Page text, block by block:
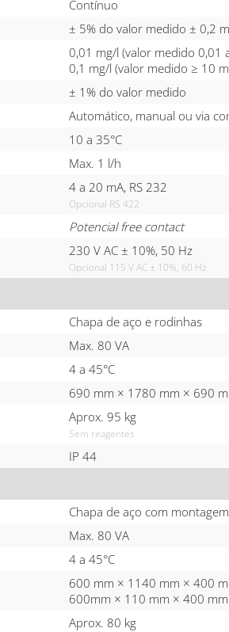
Contínuo
± 5% do valor medido ± 0,2
0,01 mg/l (valor medido 0,01
0,1 mg/l (valor medido ≥ 10
± 1% do valor medido
Automático, manual ou via
10 a 35°C
Max. 1 l/h
4 a 20 mA, RS 232
Opcional RS 422
Potencial free contact
230 V AC ± 10%, 50 Hz
Opcional 115 V AC ± 10%, 60 Hz
Chapa de aço e rodinhas
Max. 80 VA
4 a 45°C
690 mm × 1780 mm × 690
Aprox. 95 kg
Sem reagentes
IP 44
Chapa de aço com
Max. 80 VA
4 a 45°C
600 mm × 1140 mm × 400
600mm × 110 mm × 400
Aprox. 80 kg